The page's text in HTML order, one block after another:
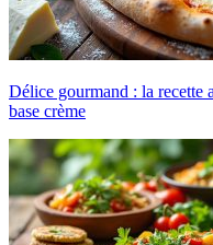
Délice gourmand : la recette
base crème